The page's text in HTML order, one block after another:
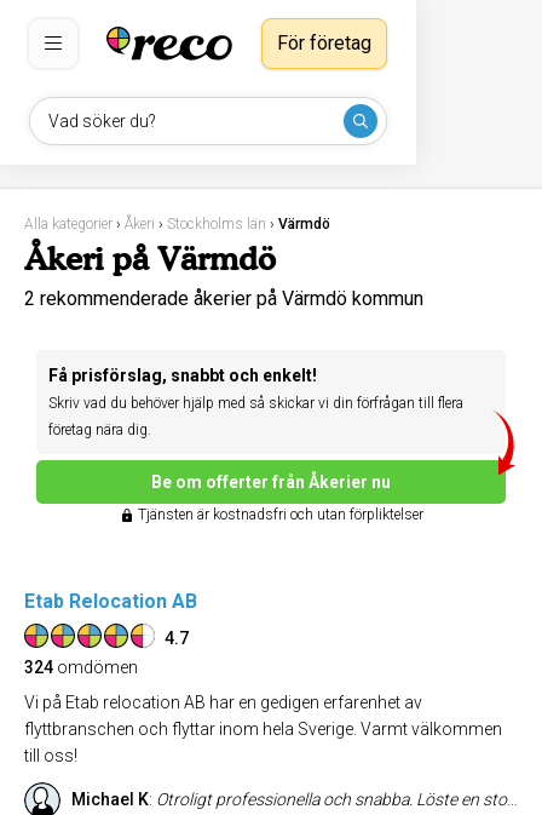
Vad söker du?
För företag
Alla kategorier › Åkeri › Stockholms län › Värmdö
Åkeri på Värmdö
2 rekommenderade åkerier på Värmdö kommun
Få prisförslag, snabbt och enkelt!
Skriv vad du behöver hjälp med så skickar vi din förfrågan till flera
företag nära dig.
Be om offerter från Åkerier nu
Tjänsten är kostnadsfri och utan förpliktelser
Etab Relocation AB
4.7
324 omdömen
Vi på Etab relocation AB har en gedigen erfarenhet av
flyttbranschen och flyttar inom hela Sverige. Varmt välkommen
till oss!
Michael K: Otroligt professionella och snabba. Löste en stor och komplicerad flytt för oss till fullkomlig belåtenhet.